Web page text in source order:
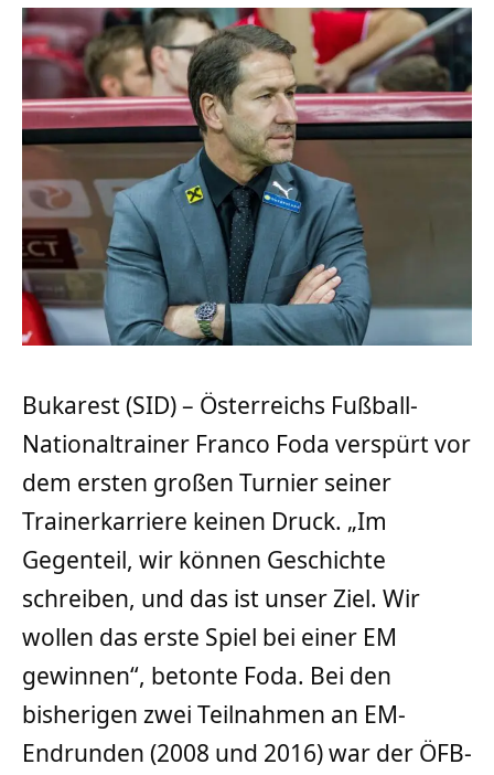
Bukarest (SID) – Österreichs Fußball-
Nationaltrainer Franco Foda verspürt vor
dem ersten großen Turnier seiner
Trainerkarriere keinen Druck. „Im
Gegenteil, wir können Geschichte
schreiben, und das ist unser Ziel. Wir
wollen das erste Spiel bei einer EM
gewinnen“, betonte Foda. Bei den
bisherigen zwei Teilnahmen an EM-
Endrunden (2008 und 2016) war der ÖFB-